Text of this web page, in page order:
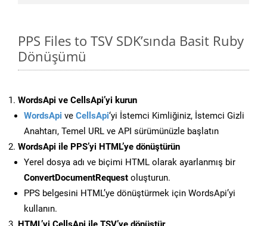
PPS Files to TSV SDK’sında Basit Ruby
Dönüşümü
WordsApi ve CellsApi’yi kurun
WordsApi ve CellsApi‘yi İstemci Kimliğiniz, İstemci Gizli
Anahtarı, Temel URL ve API sürümünüzle başlatın
WordsApi ile PPS’yi HTML’ye dönüştürün
Yerel dosya adı ve biçimi HTML olarak ayarlanmış bir
ConvertDocumentRequest oluşturun.
PPS belgesini HTML’ye dönüştürmek için WordsApi’yi
kullanın.